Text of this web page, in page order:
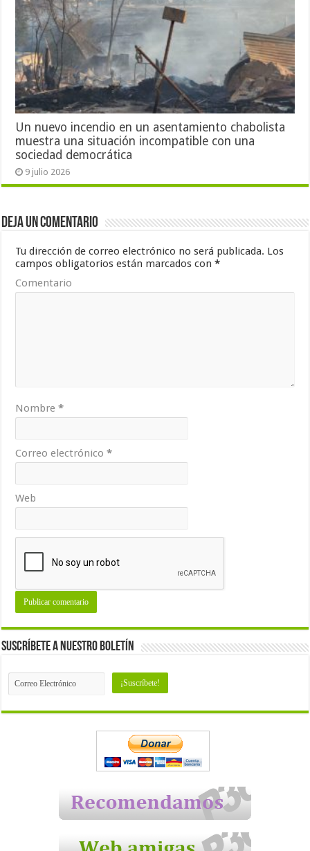
Un nuevo incendio en un asentamiento chabolista
muestra una situación incompatible con una
sociedad democrática
9 julio 2026
Deja un comentario
Tu dirección de correo electrónico no será publicada. Los
campos obligatorios están marcados con*
Comentario
Nombre*
Correo electrónico*
Web
Suscríbete a nuestro Boletín